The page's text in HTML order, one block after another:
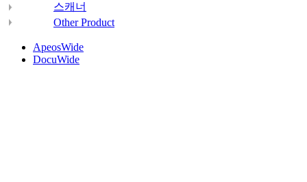
스캐너
Other Product
ApeosWide
DocuWide